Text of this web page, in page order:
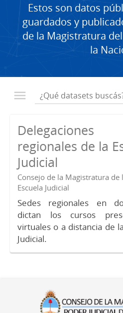
Estos son datos
guardados y
de la Magistratura
la
Delegaciones
regionales de la
Judicial
Consejo de la Magistratura de
Escuela Judicial
Sedes regionales en
dictan los cursos
virtuales o a distancia de
Judicial.